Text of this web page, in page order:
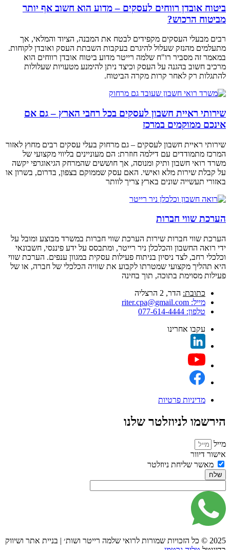
ביטוח אובדן רווחים לעסקים – מדוע הוא חשוב אף יותר
מביטוח הרכוש?
רבים מבעלי העסקים מקפידים לבטח את המבנה, הציוד והמלאי, אך
מתעלמים מהנזק שעלול להיגרם בעקבות השבתת העסק ואובדן לקוחות.
במאמר זה מסביר רו"ח שלמה רייטר מדוע ביטוח אובדן רווחים הוא
מרכיב חשוב בהגנה על העסק וכיצד ניתן להימנע מטעויות שעלולות
להתגלות רק לאחר קרות מקרה הביטוח.
שירותי ראיית חשבון לעסקים בכל רחבי הארץ – גם אם
אינכם ממוקמים במרכז
שירותי ראיית חשבון לעסקים – גם מרחוק בעלי עסקים רבים מחוץ לאזור
המרכז מתמודדים עם דילמה חוזרת: הם מעוניינים בליווי מקצועי של
משרד רואי חשבון ותיק ומנוסה, אך חוששים שהמרחק הגיאוגרפי יקשה
על קבלת שירות מלא ואישי. האם עסק שממוקם בצפון, בדרום, בשרון או
באזורי תעשייה שונים בארץ צריך לוותר
הערכת שווי חברות
הערכת שווי חברות שירות הערכת שווי חברות במשרד מבוצע ומובל על
ידי רואה החשבון והכלכלן ניר רייטר, ומתבסס על ידע פיננסי, חשבונאי
וכלכלי רחב, לצד ניסיון בניתוח פעילות עסקית במגוון ענפים. הערכת שווי
היא תהליך מקצועי שמטרתו לקבוע את שוויה הכלכלי של חברה, או של
פעילות מסוימת בתוכה, תוך בחינה
כתובת: הדר, 2 הרצליה
מייל:
טלפון:
עקבו אחרינו
מדיניות פרטיות
הירשמו לניוזלטר שלנו
מייל
אישור דיוור
מאשר שליחת ניוזלטר
שלח
2025 © כל הזכויות שמורות לרואי שלמה רייטר ושות׳ | בניית אתר ושיווק